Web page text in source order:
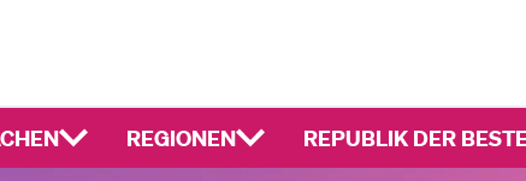
REGIONEN REPUBLIK DER